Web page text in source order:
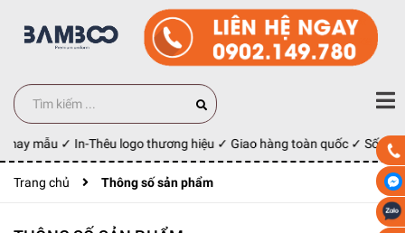
mẫu ✓ In-Thêu logo thương hiệu ✓ Giao hàng toàn quốc ✓ Số
Trang chủ Thông số sản phẩm